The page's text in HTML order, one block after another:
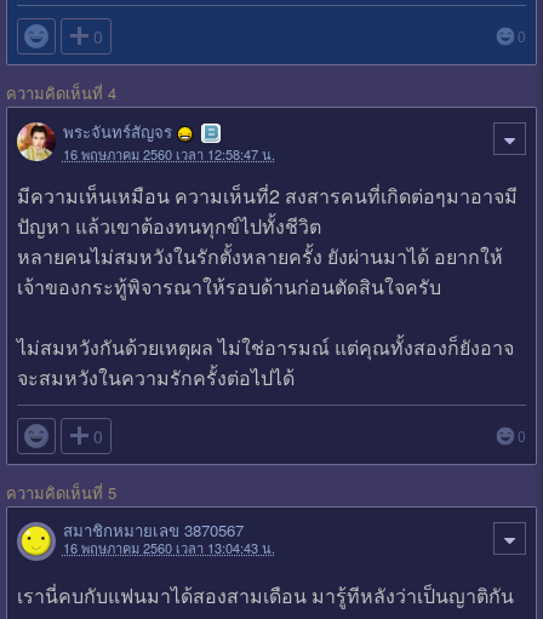
 0 0
ความคิดเห็นที่ 4
พระจันทร์สัญจร
16 พฤษภาคม 2560 เวลา 12:58:47 น.
มีความเห็นเหมือน ความเห็นที่2 สงสารคนที่เกิดต่อๆมาอาจมี
ปัญหา แล้วเขาต้องทนทุกข์ไปทั้งชีวิต
หลายคนไม่สมหวังในรักตั้งหลายครั้ง ยังผ่านมาได้ อยากให้
เจ้าของกระทู้พิจารณาให้รอบด้านก่อนตัดสินใจครับ
ไม่สมหวังกันด้วยเหตุผล ไม่ใช่อารมณ์ แต่คุณทั้งสองก็ยังอาจ
จะสมหวังในความรักครั้งต่อไปได้
 0 0
ความคิดเห็นที่ 5
สมาชิกหมายเลข 3870567
16 พฤษภาคม 2560 เวลา 13:04:43 น.
เรานี่คบกับแฟนมาได้สองสามเดือน มารู้ทีหลังว่าเป็นญาติกัน